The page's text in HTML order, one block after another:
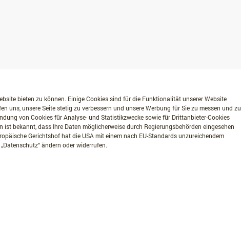
bieten zu können. Einige Cookies sind für die Funktionalität unserer Website
unsere Seite stetig zu verbessern und unsere Werbung für Sie zu messen und zu
von Cookies für Analyse- und Statistikzwecke sowie für Drittanbieter-Cookies
bekannt, dass Ihre Daten möglicherweise durch Regierungsbehörden eingesehen
Gerichtshof hat die USA mit einem nach EU-Standards unzureichendem
ändern oder widerrufen.